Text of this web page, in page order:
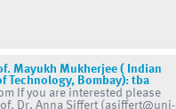
Mayukh Mukherjee ( Indian
Technology, Bombay): tba
If you are interested please
Dr. Anna Siffert (asiffert@uni-